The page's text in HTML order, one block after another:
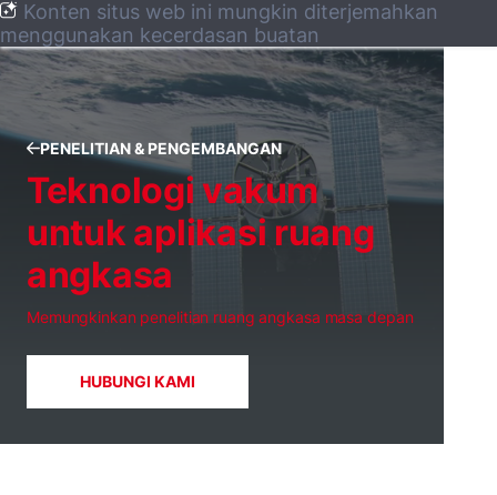
Konten situs web ini mungkin diterjemahkan
menggunakan kecerdasan buatan
PENELITIAN & PENGEMBANGAN
Teknologi vakum
untuk aplikasi ruang
angkasa
Memungkinkan penelitian ruang angkasa masa depan
HUBUNGI KAMI